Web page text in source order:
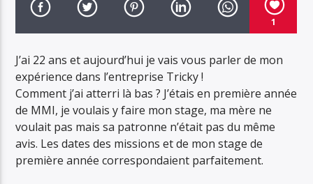
1
J’ai 22 ans et aujourd’hui je vais vous parler de mon
expérience dans l’entreprise Tricky !
Comment j’ai atterri là bas ? J’étais en première année
de MMI, je voulais y faire mon stage, ma mère ne
voulait pas mais sa patronne n’était pas du même
avis. Les dates des missions et de mon stage de
première année correspondaient parfaitement.